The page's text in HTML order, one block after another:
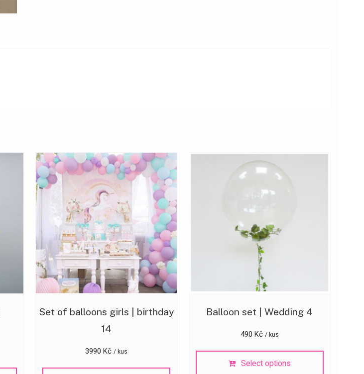
Set of balloons girls | birthday
14
3990 Kč / kus
Balloon set | Wedding 4
490 Kč / kus
Select options